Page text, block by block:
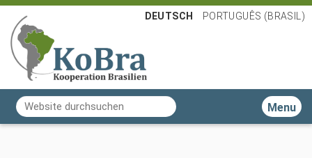
Website durchsuchen
Erweiterte Suche…
DEUTSCH PORTUGUÊS (BRASIL)
Toggle